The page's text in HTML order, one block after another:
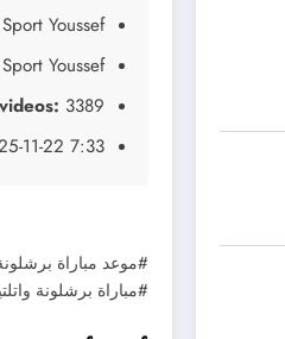
Sport Youssef
Youssef
3389
2025-11-22
#موعد مباراة
#مباراة برشلونة